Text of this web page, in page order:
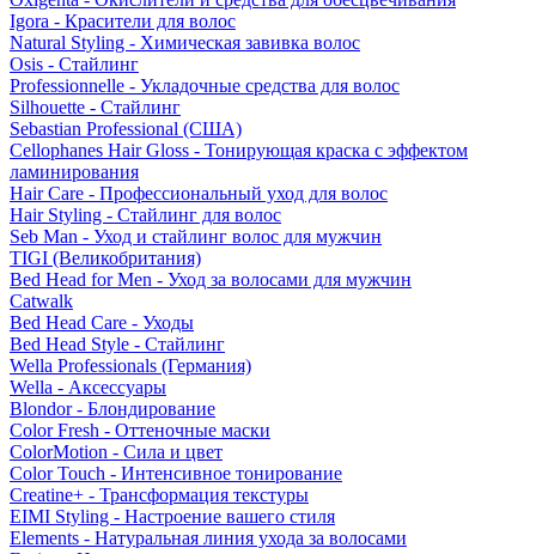
Igora - Красители для волос
Natural Styling - Химическая завивка волос
Osis - Стайлинг
Professionnelle - Укладочные средства для волос
Silhouette - Стайлинг
Sebastian Professional (США)
Cellophanes Hair Gloss - Тонирующая краска с эффектом
ламинирования
Hair Care - Профессиональный уход для волос
Hair Styling - Стайлинг для волос
Seb Man - Уход и стайлинг волос для мужчин
TIGI (Великобритания)
Bed Head for Men - Уход за волосами для мужчин
Catwalk
Bed Head Care - Уходы
Bed Head Style - Стайлинг
Wella Professionals (Германия)
Wella - Аксессуары
Blondor - Блондирование
Color Fresh - Оттеночные маски
ColorMotion - Сила и цвет
Color Touch - Интенсивное тонирование
Creatine+ - Трансформация текстуры
EIMI Styling - Настроение вашего стиля
Elements - Натуральная линия ухода за волосами